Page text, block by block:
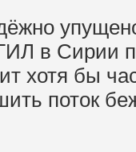
в Сирии
хотя бы
поток